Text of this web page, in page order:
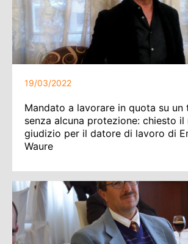
19/03/2022
Mandato a lavorare in quota su un
senza alcuna protezione: chiesto il
giudizio per il datore di lavoro di
Waure